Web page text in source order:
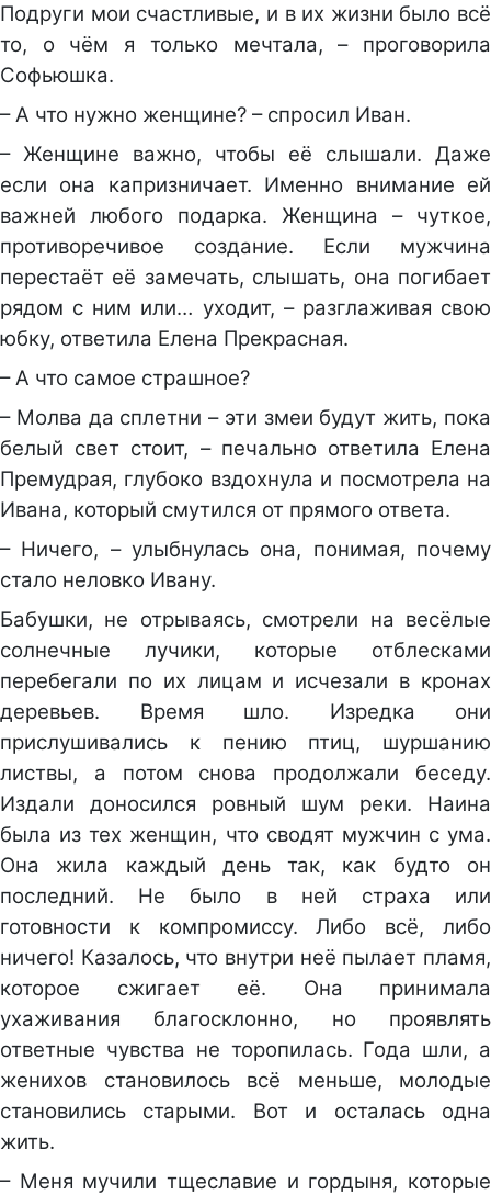
Подруги мои счастливые, и в их жизни было всё
то, о чём я только мечтала, – проговорила
Софьюшка.
– А что нужно женщине? – спросил Иван.
– Женщине важно, чтобы её слышали. Даже
если она капризничает. Именно внимание ей
важней любого подарка. Женщина – чуткое,
противоречивое создание. Если мужчина
перестаёт её замечать, слышать, она погибает
рядом с ним или… уходит, – разглаживая свою
юбку, ответила Елена Прекрасная.
– А что самое страшное?
– Молва да сплетни – эти змеи будут жить, пока
белый свет стоит, – печально ответила Елена
Премудрая, глубоко вздохнула и посмотрела на
Ивана, который смутился от прямого ответа.
– Ничего, – улыбнулась она, понимая, почему
стало неловко Ивану.
Бабушки, не отрываясь, смотрели на весёлые
солнечные лучики, которые отблесками
перебегали по их лицам и исчезали в кронах
деревьев. Время шло. Изредка они
прислушивались к пению птиц, шуршанию
листвы, а потом снова продолжали беседу.
Издали доносился ровный шум реки. Наина
была из тех женщин, что сводят мужчин с ума.
Она жила каждый день так, как будто он
последний. Не было в ней страха или
готовности к компромиссу. Либо всё, либо
ничего! Казалось, что внутри неё пылает пламя,
которое сжигает её. Она принимала
ухаживания благосклонно, но проявлять
ответные чувства не торопилась. Года шли, а
женихов становилось всё меньше, молодые
становились старыми. Вот и осталась одна
жить.
– Меня мучили тщеславие и гордыня, которые